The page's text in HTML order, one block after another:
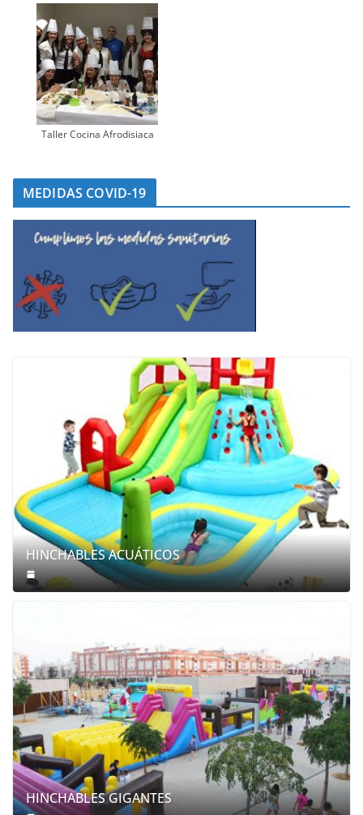
Taller Cocina Afrodisiaca
MEDIDAS COVID-19
HINCHABLES ACUÁTICOS
HINCHABLES GIGANTES